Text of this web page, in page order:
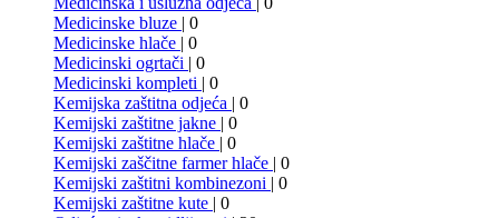
Medicinske bluze | 0
Medicinske hlače | 0
Medicinski ogrtači | 0
Medicinski kompleti | 0
Kemijska zaštitna odjeća | 0
Kemijski zaštitne jakne | 0
Kemijski zaštitne hlače | 0
Kemijski zaščitne farmer hlače | 0
Kemijski zaštitni kombinezoni | 0
Kemijski zaštitne kute | 0